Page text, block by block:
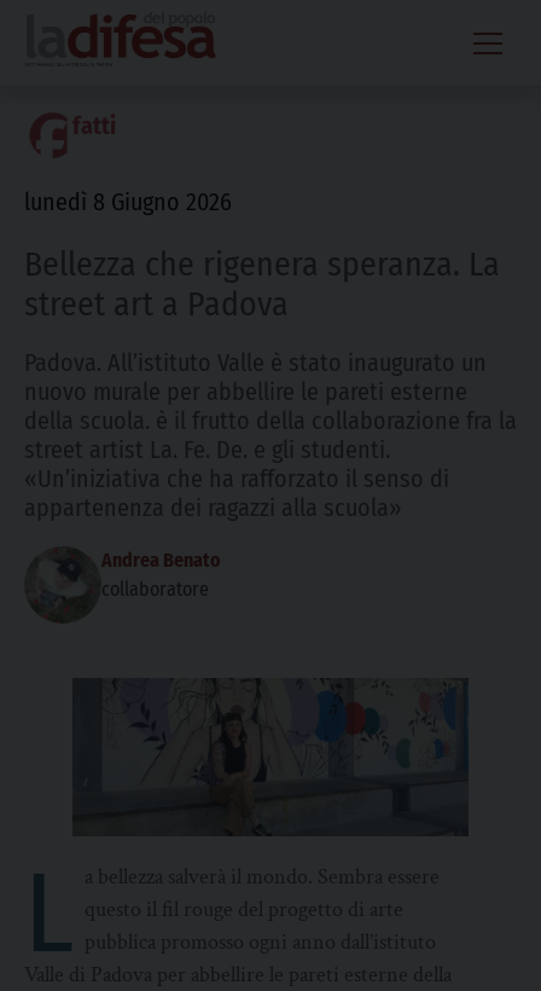
content
fatti
lunedì 8 Giugno 2026
Bellezza che rigenera speranza. La
street art a Padova
Padova. All’istituto Valle è stato inaugurato un
nuovo murale per abbellire le pareti esterne
della scuola. è il frutto della collaborazione fra la
street artist La. Fe. De. e gli studenti.
«Un’iniziativa che ha rafforzato il senso di
appartenenza dei ragazzi alla scuola»
Andrea Benato
collaboratore
L a bellezza salverà il mondo. Sembra essere
questo il fil rouge del progetto di arte
pubblica promosso ogni anno dall’istituto
Valle di Padova per abbellire le pareti esterne della